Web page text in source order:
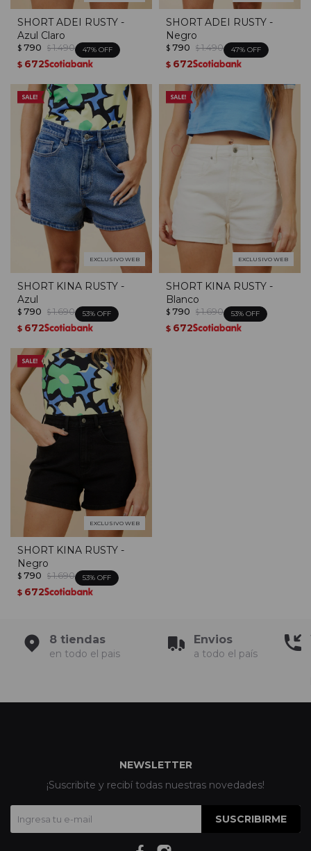
SHORT ADEI RUSTY -
Azul Claro
$ 790 $ 1.490 47
$ 672
SHORT ADEI RUSTY -
Negro
$ 790 $ 1.490 47
$ 672
EXCLUSIVO WEB
SHORT KINA RUSTY -
Azul
$ 790 $ 1.690 53
$ 672
EXCLUSIVO WEB
SHORT KINA RUSTY -
Blanco
$ 790 $ 1.690 53
$ 672
EXCLUSIVO WEB
SHORT KINA RUSTY -
Negro
$ 790 $ 1.690 53
$ 672
8 tiendas
en todo el pais
Envios
a todo el país
NEWSLETTER
¡Suscribite y recibí todas nuestras novedades!
SUSCRIBIRME